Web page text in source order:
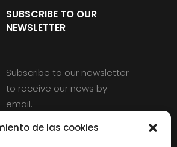
de las cookies
SUBSCRIBE TO OUR
NEWSLETTER
Subscribe to our newsletter
to receive our news by
email.